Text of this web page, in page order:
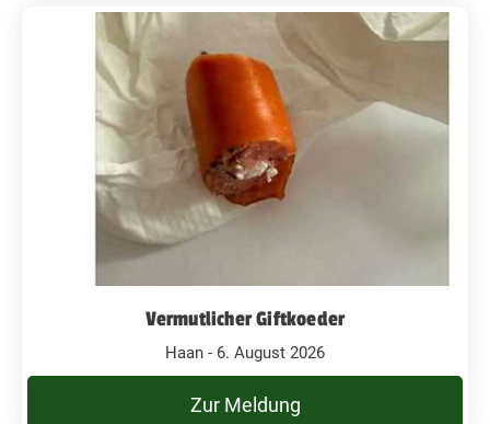
Vermutlicher Giftkoeder
Haan - 6. August 2026
Zur Meldung